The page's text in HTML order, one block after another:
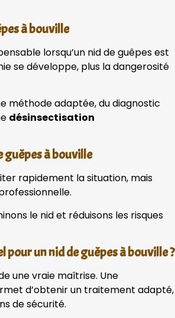
à bouville
lorsqu’un nid de guêpes est
se développe, plus la dangerosité
méthode adaptée, du diagnostic
désinsectisation
guêpes à bouville
rapidement la situation, mais
le nid et réduisons les risques
un nid de guêpes à bouville ?
une vraie maîtrise. Une
d’obtenir un traitement adapté,
de sécurité.